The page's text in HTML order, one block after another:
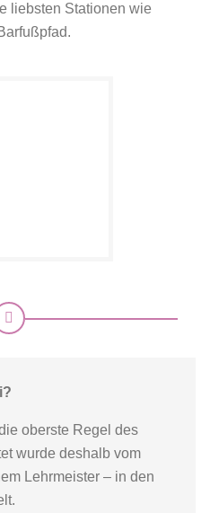
liebsten Stationen wie
oberste Regel des
wurde deshalb vom
Lehrmeister – in den